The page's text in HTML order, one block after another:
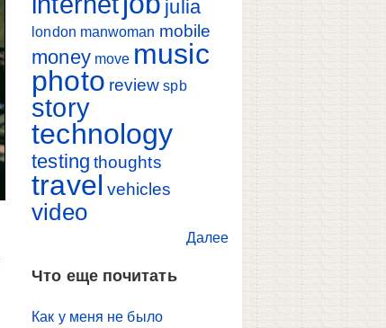
julia
london manwoman mobile
money move music
photo review spb
story
technology
testing thoughts
travel vehicles
video
Далее
Что еще почитать
Как у меня не было